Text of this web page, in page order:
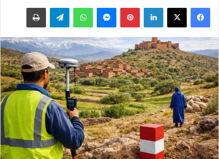
Facebook
X
LinkedIn
Pinterest
Messenger
WhatsApp
Telegramاطبعها